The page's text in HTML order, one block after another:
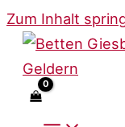
Zum Inhalt